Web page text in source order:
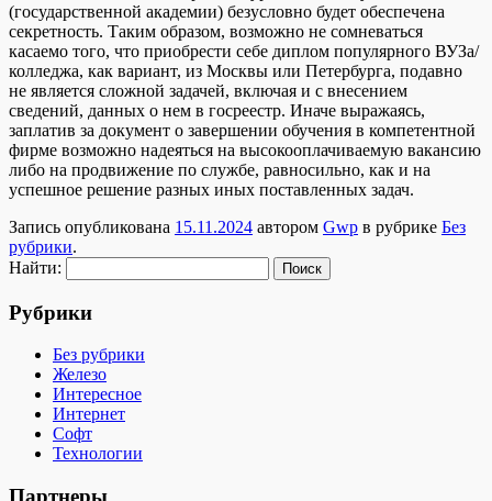
(государственной академии) безусловно будет обеспечена
секретность. Таким образом, возможно не сомневаться
касаемо того, что приобрести себе диплом популярного ВУЗа/
колледжа, как вариант, из Москвы или Петербурга, подавно
не является сложной задачей, включая и с внесением
сведений, данных о нем в госреестр. Иначе выражаясь,
заплатив за документ о завершении обучения в компетентной
фирме возможно надеяться на высокооплачиваемую вакансию
либо на продвижение по службе, равносильно, как и на
успешное решение разных иных поставленных задач.
Запись опубликована 15.11.2024 автором Gwp в рубрике Без
рубрики.
Найти:
Рубрики
Без рубрики
Железо
Интересное
Интернет
Софт
Технологии
Партнеры